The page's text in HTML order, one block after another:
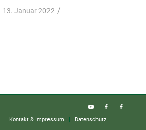
13. Januar 2022 /
Kontakt & Impressum Datenschutz